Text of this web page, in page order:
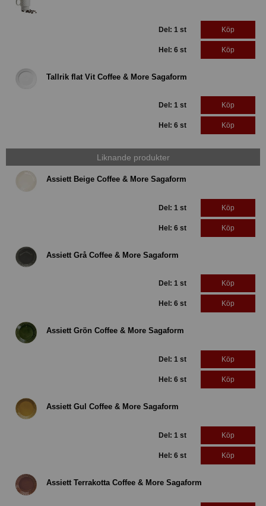
Del: 1 st Köp
Hel: 6 st Köp
Tallrik flat Vit Coffee & More Sagaform
Del: 1 st Köp
Hel: 6 st Köp
Liknande produkter
Assiett Beige Coffee & More Sagaform
Del: 1 st Köp
Hel: 6 st Köp
Assiett Grå Coffee & More Sagaform
Del: 1 st Köp
Hel: 6 st Köp
Assiett Grön Coffee & More Sagaform
Del: 1 st Köp
Hel: 6 st Köp
Assiett Gul Coffee & More Sagaform
Del: 1 st Köp
Hel: 6 st Köp
Assiett Terrakotta Coffee & More Sagaform